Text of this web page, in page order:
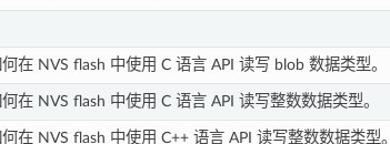
在 NVS flash 中使用 C 语言 API 读写 blob 数据类型。
在 NVS flash 中使用 C 语言 API 读写整数数据类型。
在 NVS flash 中使用 C++ 语言 API 读写整数数据类型。